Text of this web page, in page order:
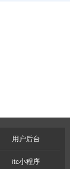
用户后台
itc小程序